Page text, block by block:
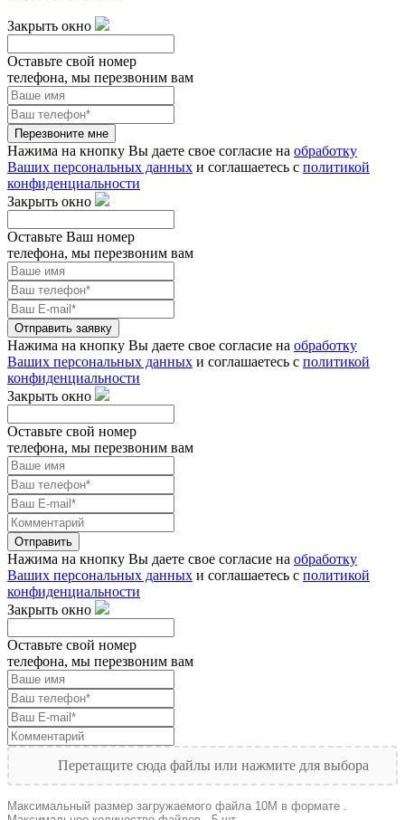
Закрыть окно
Оставьте свой номер
телефона, мы перезвоним вам
Перезвоните мне
Нажима на кнопку Вы даете свое согласие на обработку
Ваших персональных данных и соглашаетесь с политикой
конфиденциальности
Закрыть окно
Оставьте Ваш номер
телефона, мы перезвоним вам
Отправить заявку
Нажима на кнопку Вы даете свое согласие на обработку
Ваших персональных данных и соглашаетесь с политикой
конфиденциальности
Закрыть окно
Оставьте свой номер
телефона, мы перезвоним вам
Отправить
Нажима на кнопку Вы даете свое согласие на обработку
Ваших персональных данных и соглашаетесь с политикой
конфиденциальности
Закрыть окно
Оставьте свой номер
телефона, мы перезвоним вам
Перетащите сюда файлы или нажмите для выбора
Максимальный размер загружаемого файла 10M в формате .